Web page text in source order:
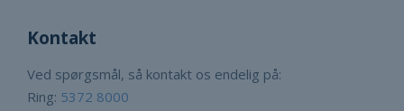
Kontakt
Ved spørgsmål, så kontakt os endelig på:
Ring: 5372 8000